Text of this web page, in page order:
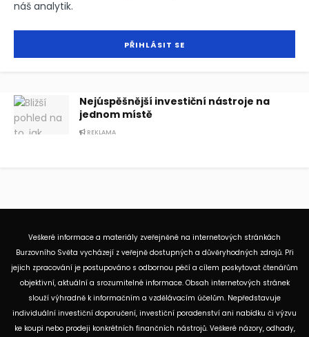
náš analytik.
Nejúspěšnější investiční nástroje na
jednom místě
REKLAMA
Veškeré informace a materiály zveřejněné na internetových stránkách
Burzovního Světa vycházejí z veřejně dostupných a důvěryhodných zdrojů. Při
jejich zpracování je postupováno s odbornou péčí a cílem poskytovat čtenářům
objektivní, aktuální a srozumitelné informace. Obsah internetových stránek
slouží výhradně k informačním a vzdělávacím účelům. Nepředstavuje
individuální investiční doporučení, investiční poradenství ani nabídku či výzvu
ke koupi nebo prodeji konkrétních finančních nástrojů. Veškeré názory, odhady,